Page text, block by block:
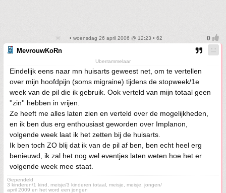
• woensdag 26 april 2006 @ 12:23 • 62
MevrouwKoRn
Uberrammelaar
Eindelijk eens naar mn huisarts geweest net, om te vertellen
over mijn hoofdpijn (soms migraine) tijdens de stopweek/1e
week van de pil die ik gebruik. Ook verteld van mijn totaal geen
''zin'' hebben in vrijen.
Ze heeft me alles laten zien en verteld over de mogelijkheden,
en ik ben dus erg enthousiast geworden over Implanon,
volgende week laat ik het zetten bij de huisarts.
Ik ben toch ZO blij dat ik van de pil af ben, ben echt heel erg
benieuwd, ik zal het nog wel eventjes laten weten hoe het er
volgende week mee staat.
Gependeld
3 kinderen/1 kind, meisje/3 kinderen totaal, meisje, meisje, jongen/
april 2009 en het word een jongen